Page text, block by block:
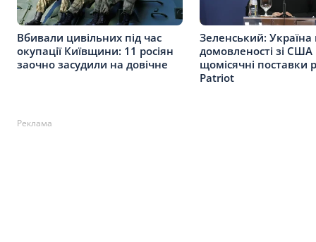
Вбивали цивільних під час
окупації Київщини: 11 росіян
заочно засудили на довічне
Зеленський: Україна
домовленості зі США
щомісячні поставки
Patriot
Реклама